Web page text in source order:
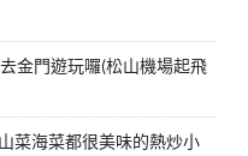
金門遊玩囉(松山機場起飛
菜海菜都很美味的熱炒小